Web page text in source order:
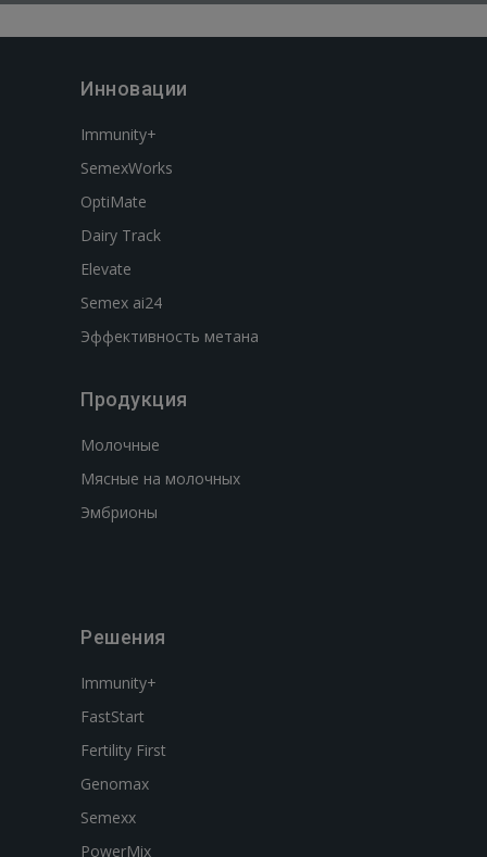
Инновации
Immunity+
SemexWorks
OptiMate
Dairy Track
Elevate
Semex ai24
Эффективность метана
Продукция
Молочные
Мясные на молочных
Эмбрионы
Решения
Immunity+
FastStart
Fertility First
Genomax
Semexx
PowerMix